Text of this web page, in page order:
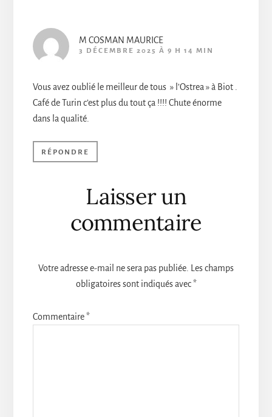
M COSMAN MAURICE
3 DÉCEMBRE 2025 À 9 H 14 MIN
Vous avez oublié le meilleur de tous » l’Ostrea » à Biot .
Café de Turin c’est plus du tout ça !!!! Chute énorme
dans la qualité.
RÉPONDRE
Laisser un
commentaire
Votre adresse e-mail ne sera pas publiée.
Les champs
obligatoires sont indiqués avec*
Commentaire*